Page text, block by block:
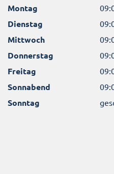
Montag
Dienstag
Mittwoch
Donnerstag
Freitag
Sonnabend
Sonntag